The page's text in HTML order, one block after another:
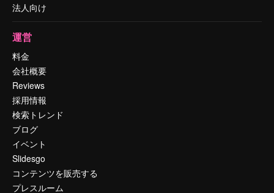
法人向け
運営
料金
会社概要
Reviews
採用情報
検索トレンド
ブログ
イベント
Slidesgo
コンテンツを販売する
プレスルーム